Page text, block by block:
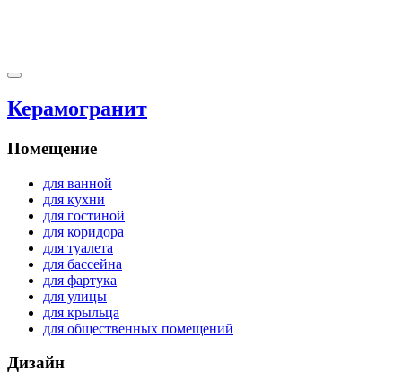
Керамогранит
Помещение
для ванной
для кухни
для гостиной
для коридора
для туалета
для бассейна
для фартука
для улицы
для крыльца
для общественных помещений
Дизайн